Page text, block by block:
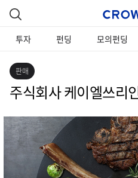
투자 펀딩 모의펀딩
판매
주식회사 케이엘쓰리